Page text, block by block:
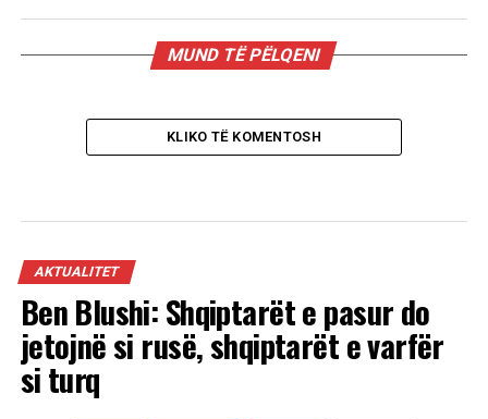
MUND TË PËLQENI
KLIKO TË KOMENTOSH
AKTUALITET
Ben Blushi: Shqiptarët e pasur do
jetojnë si rusë, shqiptarët e varfër
si turq